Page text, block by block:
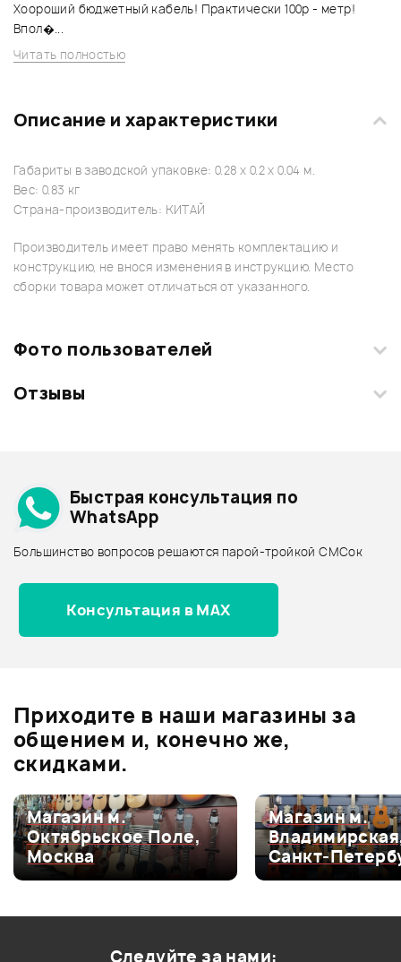
Хоороший бюджетный кабель! Практически 100р - метр!
Впол�...
Читать полностью
Описание и характеристики
Габариты в заводской упаковке: 0.28 x 0.2 x 0.04 м.
Вес: 0.83 кг
Страна-производитель: КИТАЙ
Производитель имеет право менять комплектацию и
конструкцию, не внося изменения в инструкцию. Место
сборки товара может отличаться от указанного.
Фото пользователей
Загрузите свои фотографии купленного товара и получите
Отзывы
4.0
Оценка5
0
Оценка4
100%
Оценка3
0
Архив товаров - дешевле
Архив товаров - дороже
Все товары FORCE
Архив товаров - новинки
Быстрая консультация по
WhatsApp
Большинство вопросов решаются парой-тройкой СМСок
Консультация в MAX
Приходите в наши магазины за
общением и, конечно же,
скидками.
Магазин м.
Октябрьское Поле,
Москва
Магазин м.
Санкт-
Следуйте за нами: